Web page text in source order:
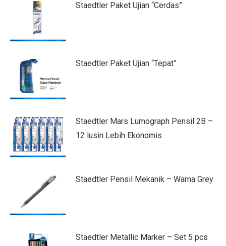
Staedtler Paket Ujian “Cerdas”
Staedtler Paket Ujian “Tepat”
Staedtler Mars Lumograph Pensil 2B –
12 lusin Lebih Ekonomis
Staedtler Pensil Mekanik – Warna Grey
Staedtler Metallic Marker – Set 5 pcs